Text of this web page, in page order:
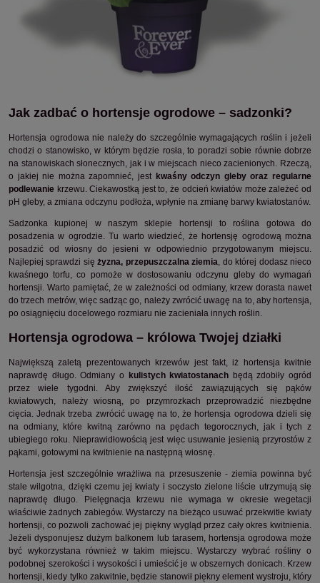
Jak zadbać o hortensje ogrodowe – sadzonki?
Hortensja ogrodowa nie należy do szczególnie wymagających roślin i jeżeli
chodzi o stanowisko, w którym będzie rosła, to poradzi sobie równie dobrze
na stanowiskach słonecznych, jak i w miejscach nieco zacienionych. Rzeczą,
o jakiej nie można zapomnieć, jest kwaśny odczyn gleby oraz regularne
podlewanie krzewu. Ciekawostką jest to, że odcień kwiatów może zależeć od
pH gleby, a zmiana odczynu podłoża, wpłynie na zmianę barwy kwiatostanów.
Sadzonka kupionej w naszym sklepie hortensji to roślina gotowa do
posadzenia w ogrodzie. Tu warto wiedzieć, że hortensję ogrodową można
posadzić od wiosny do jesieni w odpowiednio przygotowanym miejscu.
Najlepiej sprawdzi siężyzna, przepuszczalna ziemia, do której dodasz nieco
kwaśnego torfu, co pomoże w dostosowaniu odczynu gleby do wymagań
hortensji. Warto pamiętać, że w zależności od odmiany, krzew dorasta nawet
do trzech metrów, więc sadząc go, należy zwrócić uwagę na to, aby hortensja,
po osiągnięciu docelowego rozmiaru nie zacieniała innych roślin.
Hortensja ogrodowa – królowa Twojej działki
Największą zaletą prezentowanych krzewów jest fakt, iż hortensja kwitnie
naprawdę długo. Odmiany o
kulistych kwiatostanach będą zdobiły ogród
przez wiele tygodni. Aby zwiększyć ilość zawiązujących się pąków
kwiatowych, należy wiosną, po przymrozkach przeprowadzić niezbędne
cięcia. Jednak trzeba zwrócić uwagę na to, że hortensja ogrodowa dzieli się
na odmiany, które kwitną zarówno na pędach tegorocznych, jak i tych z
ubiegłego roku. Nieprawidłowością jest więc usuwanie jesienią przyrostów z
pąkami, gotowymi na kwitnienie na następną wiosnę.
Hortensja jest szczególnie wrażliwa na przesuszenie - ziemia powinna być
stale wilgotna, dzięki czemu jej kwiaty i soczysto zielone liście utrzymują się
naprawdę długo. Pielęgnacja krzewu nie wymaga w okresie wegetacji
właściwie żadnych zabiegów. Wystarczy na bieżąco usuwać przekwitłe kwiaty
hortensji, co pozwoli zachować jej piękny wygląd przez cały okres kwitnienia.
Jeżeli dysponujesz dużym balkonem lub tarasem, hortensja ogrodowa może
być wykorzystana również w takim miejscu. Wystarczy wybrać rośliny o
podobnej szerokości i wysokości i umieścić je w obszernych donicach. Krzew
hortensji, kiedy tylko zakwitnie, będzie stanowił piękny element wystroju, który